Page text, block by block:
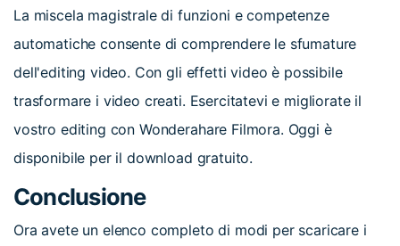
La miscela magistrale di funzioni e competenze
automatiche consente di comprendere le sfumature
dell'editing video. Con gli effetti video è possibile
trasformare i video creati. Esercitatevi e migliorate il
vostro editing con Wonderahare Filmora. Oggi è
disponibile per il download gratuito.
Conclusione
Ora avete un elenco completo di modi per scaricare i